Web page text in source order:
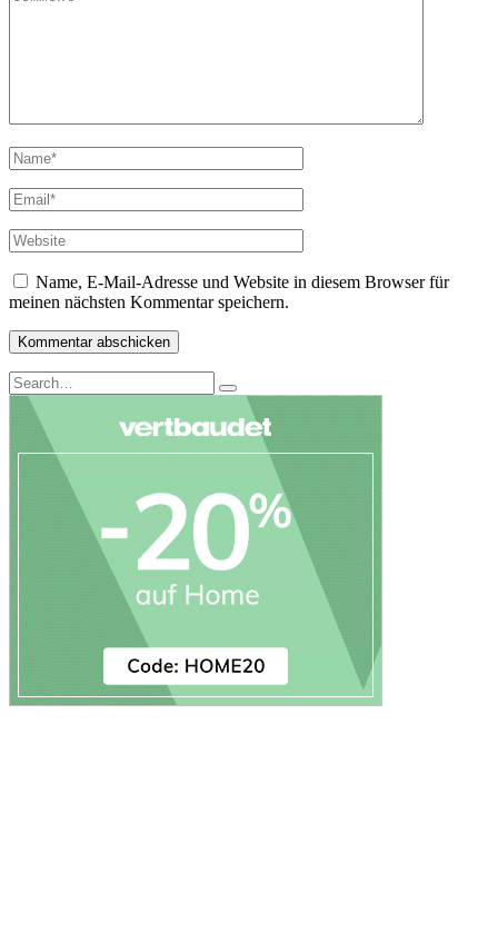
Name, E-Mail-Adresse und Website in diesem Browser für
meinen nächsten Kommentar speichern.
Search
for:
Search